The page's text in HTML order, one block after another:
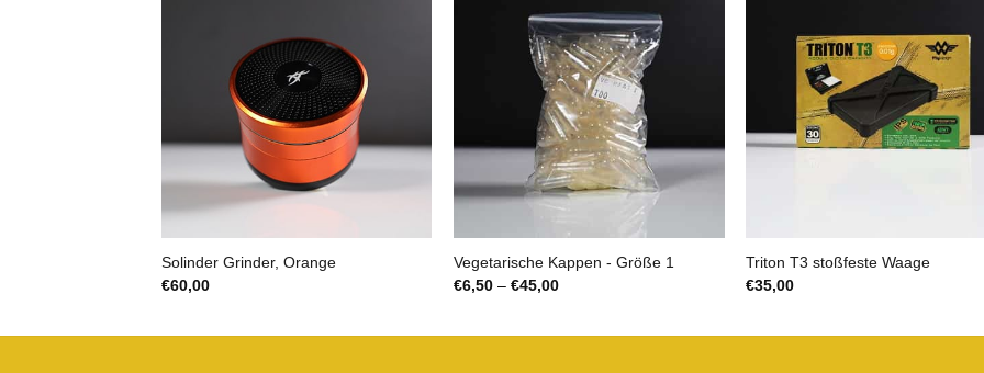
Solinder Grinder, Orange
€60,00
Vegetarische Kappen - Größe 1
€6,50 –€45,00Preisspanne:
Triton T3 stoßfeste Waage
€35,00